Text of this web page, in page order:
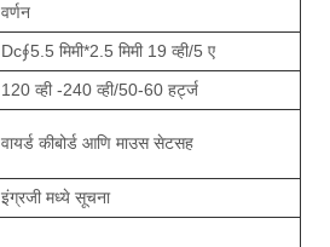
वर्णन
Dc∮5.5 मिमी*2.5 मिमी 19 व्ही/5 ए
120 व्ही -240 व्ही/50-60 हर्ट्ज
वायर्ड कीबोर्ड आणि माउस सेटसह
इंग्रजी मध्ये सूचना